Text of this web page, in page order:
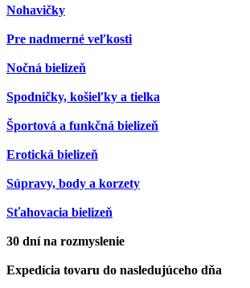
Nohavičky
Pre nadmerné veľkosti
Nočná bielizeň
Spodničky, košieľky a tielka
Športová a funkčná bielizeň
Erotická bielizeň
Súpravy, body a korzety
Sťahovacia bielizeň
30 dní na rozmyslenie
Expedícia tovaru do nasledujúceho dňa